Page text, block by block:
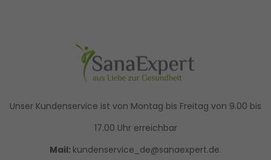
Unser Kundenservice ist von Montag bis Freitag von 9.00 bis
17.00 Uhr erreichbar
Mail: kundenservice_de@sanaexpert.de.